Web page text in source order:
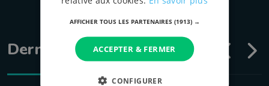
Dernières émissions
AFFICHER TOUS LES PARTENAIRES (1913) →
ACCEPTER & FERMER
CONFIGURER